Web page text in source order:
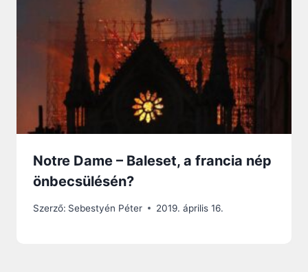
Notre Dame – Baleset, a francia nép
önbecsülésén?
Szerző: Sebestyén Péter 2019. április 16.